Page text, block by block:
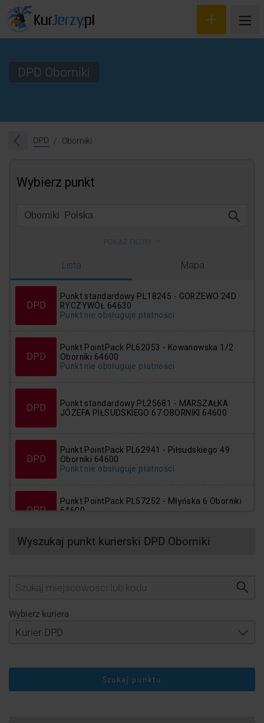
Rejestracja
DPD Oborniki
DPD Oborniki
Wyszukaj punkt kurierski DPD Oborniki
Wybierz kuriera
Szukaj punktu